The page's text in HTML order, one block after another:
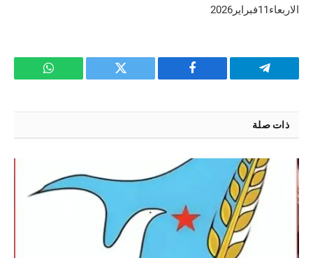
الاربعاء11فبراير2026
تيلقرام فيسبوك تويتر واتساب
ذات صلة